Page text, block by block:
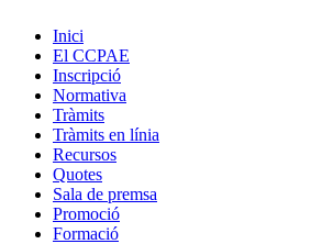
Inici
El CCPAE
Inscripció
Normativa
Tràmits
Tràmits en línia
Recursos
Quotes
Sala de premsa
Promoció
Formació